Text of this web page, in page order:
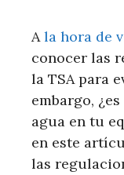
Ala hora de
conocer las
la TSA para
embargo,
agua en tu
en este
las